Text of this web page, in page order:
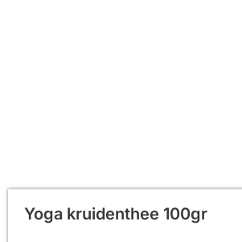
Yoga kruidenthee 100gr